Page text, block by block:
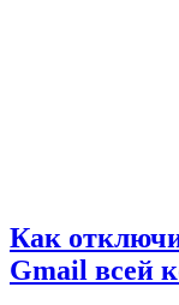
Как
Gmail всей